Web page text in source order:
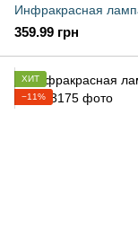
Инфракрасная
359.99 грн
ХИТ
−11%